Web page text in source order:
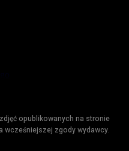
opublikowanych na stronie
wcześniejszej zgody wydawcy.